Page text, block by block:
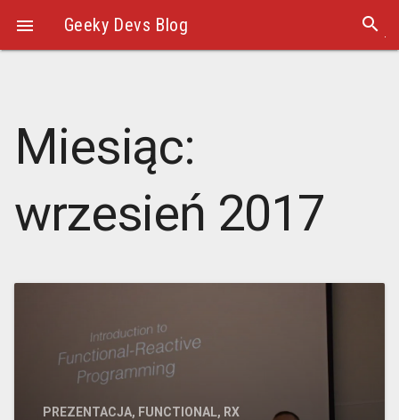
 Geeky Devs Blog search
Miesiąc:
wrzesień 2017
PREZENTACJA, FUNCTIONAL, RX